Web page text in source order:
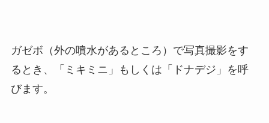
ガゼボ（外の噴水があるところ）で写真撮影をす
るとき、「ミキミニ」もしくは「ドナデジ」を呼
びます。